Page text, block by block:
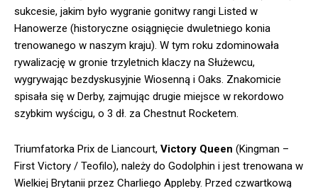
sukcesie, jakim było wygranie gonitwy rangi Listed w
Hanowerze (historyczne osiągnięcie dwuletniego konia
trenowanego w naszym kraju). W tym roku zdominowała
rywalizację w gronie trzyletnich klaczy na Służewcu,
wygrywając bezdyskusyjnie Wiosenną i Oaks. Znakomicie
spisała się w Derby, zajmując drugie miejsce w rekordowo
szybkim wyścigu, o 3 dł. za Chestnut Rocketem.
Triumfatorka Prix de Liancourt, Victory Queen (Kingman –
First Victory / Teofilo), należy do Godolphin i jest trenowana w
Wielkiej Brytanii przez Charliego Appleby. Przed czwartkową